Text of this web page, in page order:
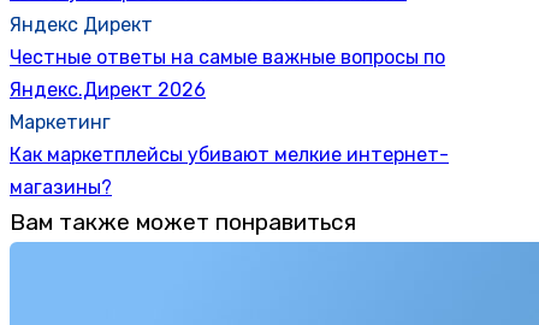
Яндекс Директ
Честные ответы на самые важные вопросы по
Яндекс.Директ 2026
Маркетинг
Как маркетплейсы убивают мелкие интернет-
магазины?
Вам также может понравиться